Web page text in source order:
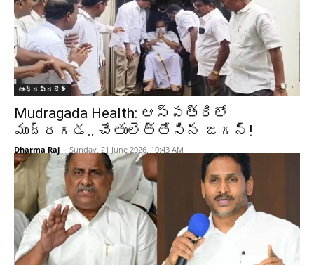
ఆంధ్రప్రదేశ్‌
Mudragada Health: ఆస్పత్రిలో
ముద్రగడ.. చేతులెత్తేసిన జగన్!
Dharma Raj - Sunday, 21 June 2026, 10:43 AM